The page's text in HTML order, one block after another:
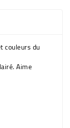
couleurs du
Aime